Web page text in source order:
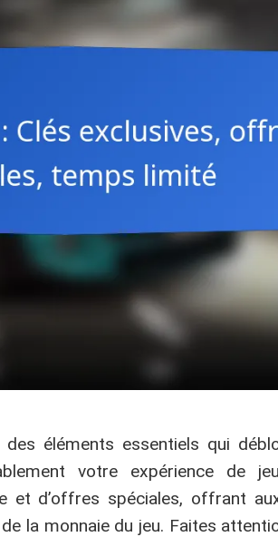
éléments essentiels qui
votre expérience de
et d’offres spéciales, offrant
la monnaie du jeu. Faites